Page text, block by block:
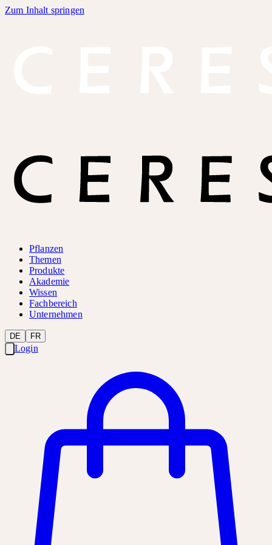
Zum Inhalt springen
Pflanzen
Themen
Produkte
Akademie
Wissen
Fachbereich
Unternehmen
DE FR
Login